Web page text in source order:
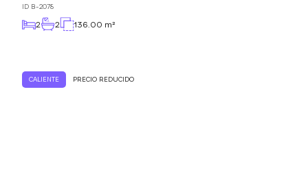
ID B-2078
2 2 136.00 m²
CALIENTE PRECIO REDUCIDO